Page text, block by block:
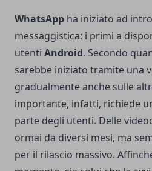
WhatsApp ha iniziato ad
messaggistica: i primi a
utenti Android. Secondo
sarebbe iniziato tramite una
gradualmente anche sulle
importante, infatti, richiede
parte degli utenti. Delle
ormai da diversi mesi, ma
per il rilascio massivo.